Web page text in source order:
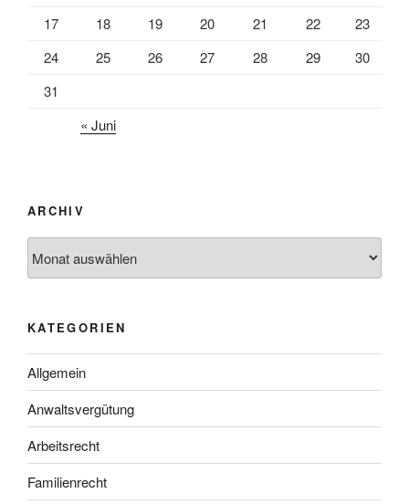
17
18 19 20 21 22
23
24
25 26 27 28 29
30
31
« Juni
ARCHIV
KATEGORIEN
Allgemein
Anwaltsvergütung
Arbeitsrecht
Familienrecht